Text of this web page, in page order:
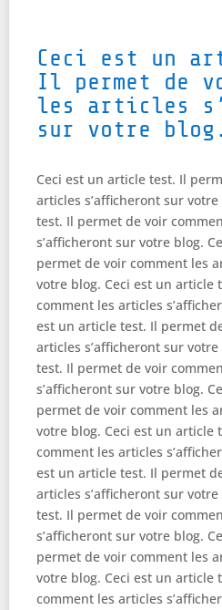
Ceci est un
Il permet de
les articles
sur votre blog.
Ceci est un article test. Il
articles s’afficheront sur
test. Il permet de voir
s’afficheront sur votre blog.
permet de voir comment les
votre blog. Ceci est un article
comment les articles
est un article test. Il permet
articles s’afficheront sur
test. Il permet de voir
s’afficheront sur votre blog.
permet de voir comment les
votre blog. Ceci est un article
comment les articles
est un article test. Il permet
articles s’afficheront sur
test. Il permet de voir
s’afficheront sur votre blog.
permet de voir comment les
votre blog. Ceci est un article
comment les articles